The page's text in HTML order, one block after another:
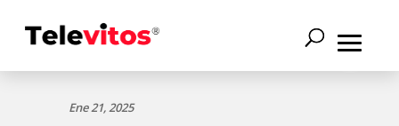
Ene 21, 2025